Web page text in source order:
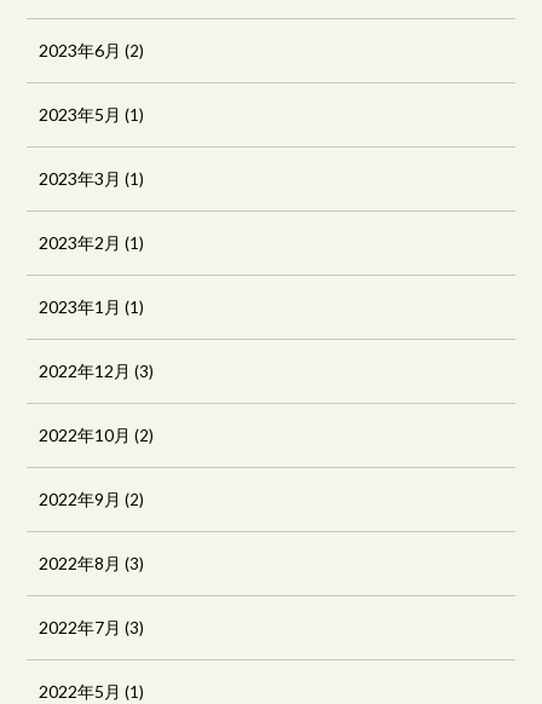
2023年6月 (2)
2023年5月 (1)
2023年3月 (1)
2023年2月 (1)
2023年1月 (1)
2022年12月 (3)
2022年10月 (2)
2022年9月 (2)
2022年8月 (3)
2022年7月 (3)
2022年5月 (1)